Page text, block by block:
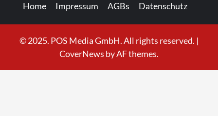
Home Impressum AGBs Datenschutz
© 2025. POS Media GmbH. All rights reserved. |
CoverNews by AF themes.